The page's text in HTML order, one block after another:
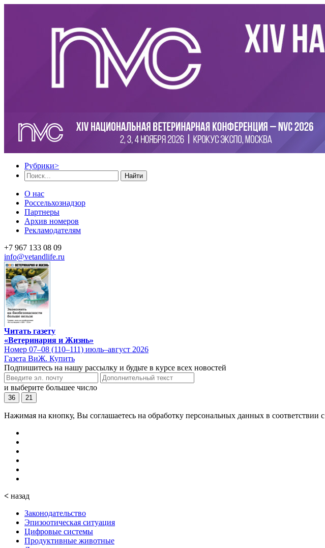
Рубрики>
Найти
О нас
Россельхознадзор
Партнеры
Архив номеров
Рекламодателям
+7 967 133 08 09
info@vetandlife.ru
Читать газету
«Ветеринария и Жизнь»
Номер 07–08 (110–111) июль–август 2026
Газета ВиЖ. Купить
Подпишитесь на нашу рассылку и будьте в курсе всех новостей
и выберите большее число
36 21
Нажимая на кнопку, Вы соглашаетесь на обработку персональных данных в соответствии с
< назад
Законодательство
Эпизоотическая ситуация
Цифровые системы
Продуктивные животные